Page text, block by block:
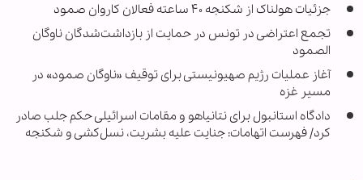
جزئیات هولناک از شکنجه ۴۰ ساعته فعالان کاروان صمود
تجمع اعتراضی در تونس در حمایت از بازداشت‌شدگان ناوگان
الصمود
آغاز عملیات رژیم صهیونیستی برای توقیف «ناوگان صمود» در
مسیر غزه
دادگاه استانبول برای نتانیاهو و مقامات اسرائیلی حکم جلب صادر
کرد/ فهرست اتهامات: جنایت علیه بشریت، نسل‌کشی و شکنجه